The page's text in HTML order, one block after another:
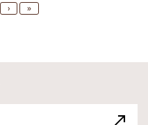
Next
›
Last
»